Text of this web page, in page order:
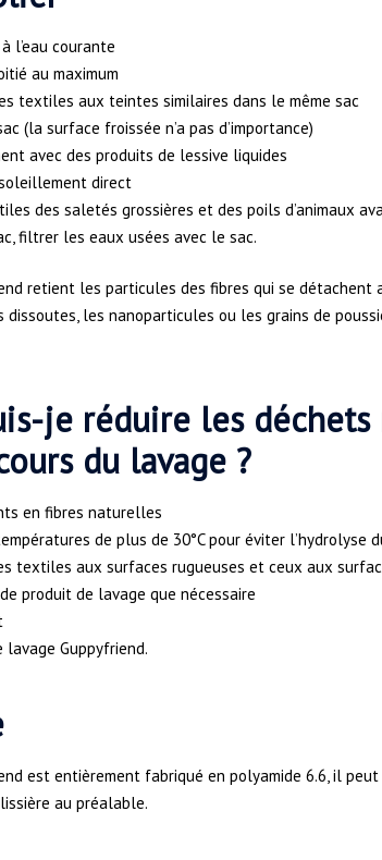
l’eau courante
au maximum
textiles aux teintes similaires dans le même sac
(la surface froissée n’a pas d’importance)
avec des produits de lessive liquides
direct
des saletés grossières et des poils d’animaux
filtrer les eaux usées avec le sac.
retient les particules des fibres qui se détachent
les nanoparticules ou les grains de
je réduire les
du lavage ?
en fibres naturelles
de plus de 30°C pour éviter l’hydrolyse
textiles aux surfaces rugueuses et ceux aux
produit de lavage que nécessaire
lavage Guppyfriend.
est entièrement fabriqué en polyamide 6.6, il
au préalable.